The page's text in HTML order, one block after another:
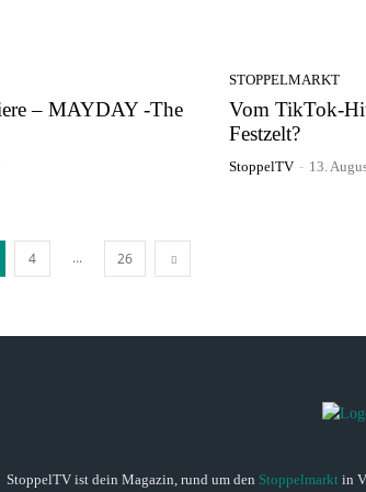
– MAYDAY -The
STOPPELMARKT
Vom TikTok-
Festzelt?
StoppelTV - 13.
4 ... 26
StoppelTV ist dein Magazin, rund um den Stoppelmarkt in